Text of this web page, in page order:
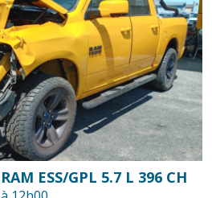
ESS/GPL 5.7 L 396 CH